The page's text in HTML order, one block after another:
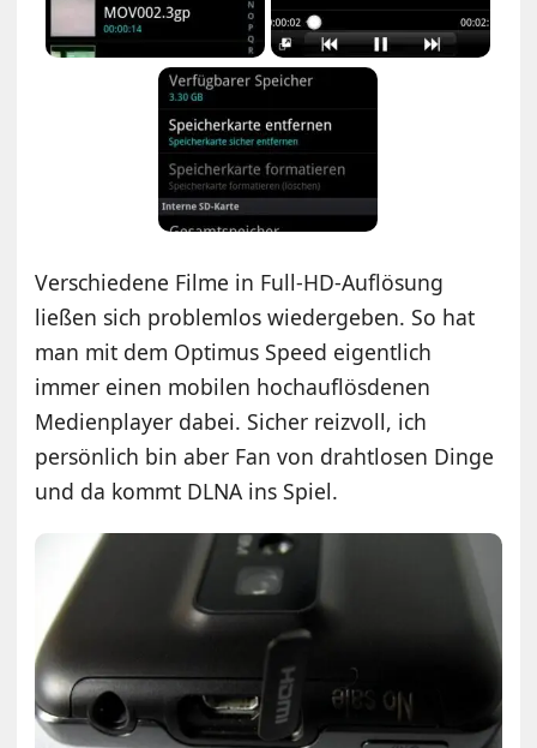
Verschiedene Filme in Full-HD-Auflösung
ließen sich problemlos wiedergeben. So hat
man mit dem Optimus Speed eigentlich
immer einen mobilen hochauflösdenen
Medienplayer dabei. Sicher reizvoll, ich
persönlich bin aber Fan von drahtlosen Dinge
und da kommt DLNA ins Spiel.